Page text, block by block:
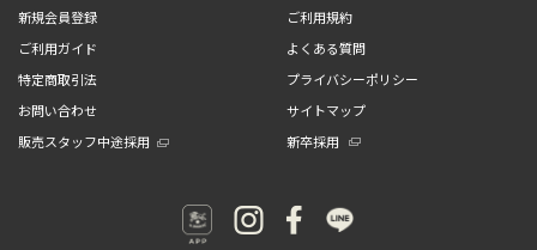
新規会員登録
ご利用規約
ご利用ガイド
よくある質問
特定商取引法
プライバシーポリシー
お問い合わせ
サイトマップ
販売スタッフ中途採用
新卒採用